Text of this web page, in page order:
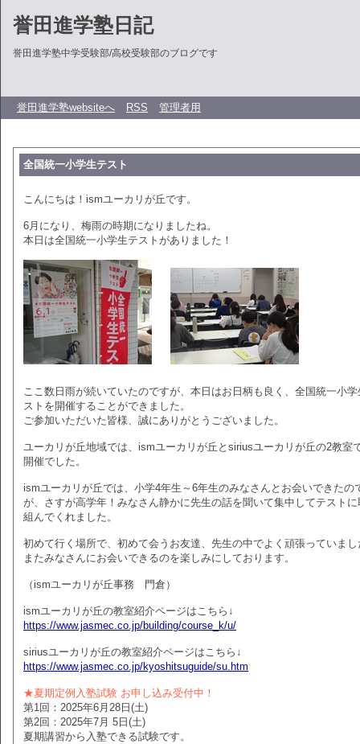
誉田進学塾日記
誉田進学塾中学受験部/高校受験部のブログです
誉田進学塾websiteへ RSS 管理者用
全国統一小学生テスト
こんにちは！ismユーカリが丘です。
6月になり、梅雨の時期になりましたね。
本日は全国統一小学生テストがありました！
ここ数日雨が続いていたのですが、本日はお日柄も良く、全国統一小学
ストを開催することができました。
ご参加いただいた皆様、誠にありがとうございました。
ユーカリが丘地域では、ismユーカリが丘とsiriusユーカリが丘の2教室
開催でした。
ismユーカリが丘では、小学4年生～6年生のみなさんとお会いできたの
が、さすが高学年！みなさん静かに先生の話を聞いて集中してテストに
組んでくれました。
初めて行く場所で、初めて会うお友達、先生の中でよく頑張っていまし
またみなさんにお会いできるのを楽しみにしております。
（ismユーカリが丘事務 門倉）
ismユーカリが丘の教室紹介ページはこちら↓
https://www.jasmec.co.jp/building/course_k/u/
siriusユーカリが丘の教室紹介ページはこちら↓
https://www.jasmec.co.jp/kyoshitsuguide/su.htm
★夏期定例入塾試験 お申し込み受付中！
第1回：2025年6月28日(土)
第2回：2025年7月 5日(土)
夏期講習から入塾できる試験です。